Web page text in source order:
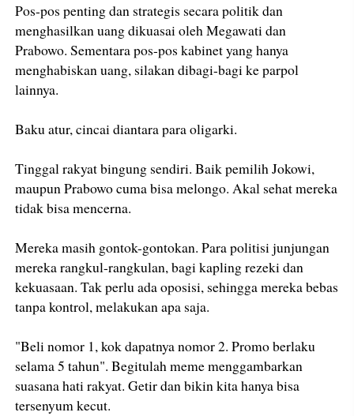
Pos-pos penting dan strategis secara politik dan
menghasilkan uang dikuasai oleh Megawati dan
Prabowo. Sementara pos-pos kabinet yang hanya
menghabiskan uang, silakan dibagi-bagi ke parpol
lainnya.
Baku atur, cincai diantara para oligarki.
Tinggal rakyat bingung sendiri. Baik pemilih Jokowi,
maupun Prabowo cuma bisa melongo. Akal sehat mereka
tidak bisa mencerna.
Mereka masih gontok-gontokan. Para politisi junjungan
mereka rangkul-rangkulan, bagi kapling rezeki dan
kekuasaan. Tak perlu ada oposisi, sehingga mereka bebas
tanpa kontrol, melakukan apa saja.
"Beli nomor 1, kok dapatnya nomor 2. Promo berlaku
selama 5 tahun". Begitulah meme menggambarkan
suasana hati rakyat. Getir dan bikin kita hanya bisa
tersenyum kecut.